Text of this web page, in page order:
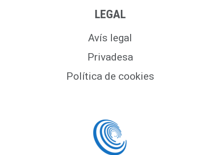
LEGAL
Avís legal
Privadesa
Política de cookies